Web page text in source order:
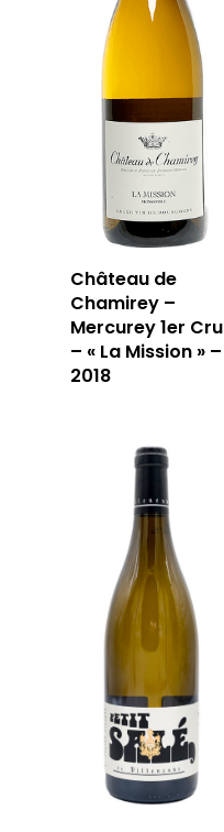
Château de
Chamirey –
Mercurey 1er Cru
– « La Mission » –
2018